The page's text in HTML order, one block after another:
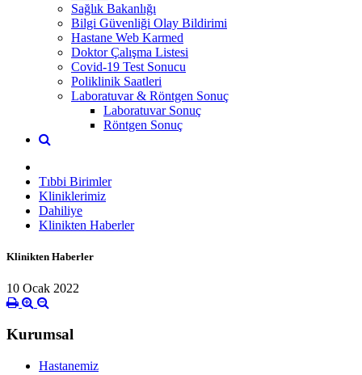
Sağlık Bakanlığı
Bilgi Güvenliği Olay Bildirimi
Hastane Web Karmed
Doktor Çalışma Listesi
Covid-19 Test Sonucu
Poliklinik Saatleri
Laboratuvar & Röntgen Sonuç
Laboratuvar Sonuç
Röntgen Sonuç
Tıbbi Birimler
Kliniklerimiz
Dahiliye
Klinikten Haberler
Klinikten Haberler
10 Ocak 2022
Kurumsal
Hastanemiz